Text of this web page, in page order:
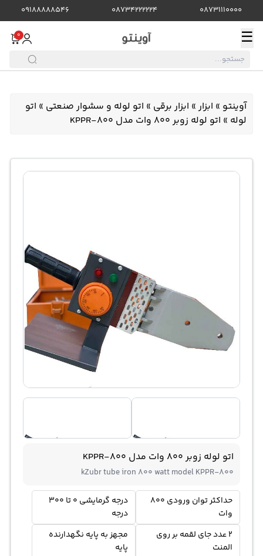
08731110000
08734222224
09188888546
☰
0
آوینتو » ابزار» ابزار برقی » اتو لوله و سشوار صنعتی » اتو
لوله » اتو لوله زوبر 800 وات مدل KPPR-800
اتو لوله زوبر 800 وات مدل KPPR-800
kZubr tube iron 800 watt model KPPR-800
حداکثر توان ورودی 800
وات
درجه گرمایشی 0 تا 300
درجه
2 عدد جای لقمه بر روی
المنت
مجهز به پایه نگهدارنده
پایه